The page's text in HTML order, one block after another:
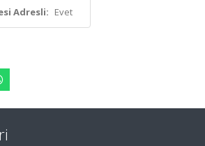
Adresli: Evet